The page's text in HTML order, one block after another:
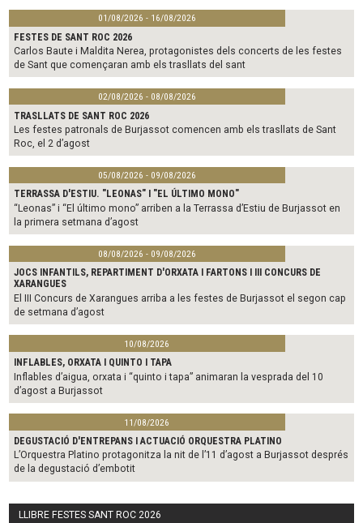
01/08/2026 - 16/08/2026
FESTES DE SANT ROC 2026
Carlos Baute i Maldita Nerea, protagonistes dels concerts de les festes
de Sant que començaran amb els trasllats del sant
02/08/2026 - 08/08/2026
TRASLLATS DE SANT ROC 2026
Les festes patronals de Burjassot comencen amb els trasllats de Sant
Roc, el 2 d’agost
05/08/2026 - 09/08/2026
TERRASSA D'ESTIU. "LEONAS" I "EL ÚLTIMO MONO"
“Leonas” i “El último mono” arriben a la Terrassa d’Estiu de Burjassot en
la primera setmana d’agost
08/08/2026 - 09/08/2026
JOCS INFANTILS, REPARTIMENT D'ORXATA I FARTONS I III CONCURS DE
XARANGUES
El III Concurs de Xarangues arriba a les festes de Burjassot el segon cap
de setmana d’agost
10/08/2026
INFLABLES, ORXATA I QUINTO I TAPA
Inflables d’aigua, orxata i “quinto i tapa” animaran la vesprada del 10
d’agost a Burjassot
11/08/2026
DEGUSTACIÓ D'ENTREPANS I ACTUACIÓ ORQUESTRA PLATINO
L’Orquestra Platino protagonitza la nit de l’11 d’agost a Burjassot després
de la degustació d’embotit
LLIBRE FESTES SANT ROC 2026